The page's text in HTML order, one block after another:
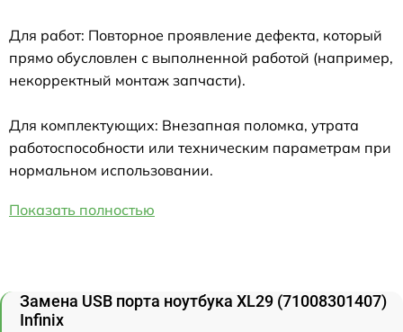
Для работ: Повторное проявление дефекта, который
прямо обусловлен с выполненной работой (например,
некорректный монтаж запчасти).
Для комплектующих: Внезапная поломка, утрата
работоспособности или техническим параметрам при
нормальном использовании.
Показать полностью
Замена USB порта ноутбука XL29 (71008301407)
Infinix